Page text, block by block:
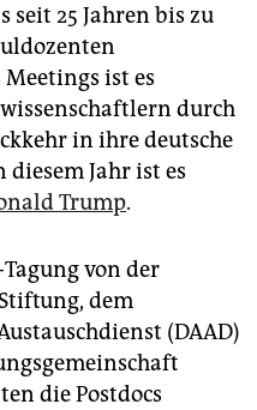
seit 25 Jahren bis zu
ist es
durch
in ihre deutsche
Jahr ist es
Trump.
von der
dem
(DAAD)
die Postdocs